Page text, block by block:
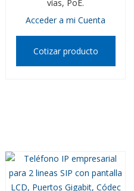
vías, PoE.
Acceder a mi Cuenta
Cotizar producto